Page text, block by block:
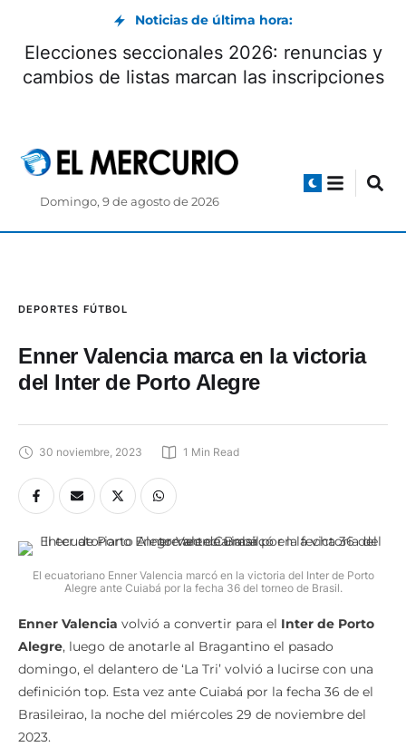
Noticias de última hora:
Elecciones seccionales 2026: renuncias y
cambios de listas marcan las inscripciones
Domingo, 9 de agosto de 2026
DEPORTES FÚTBOL
Enner Valencia marca en la victoria
del Inter de Porto Alegre
30 noviembre, 2023 1 Min Read
El ecuatoriano Enner Valencia marcó en la victoria del Inter de Porto
Alegre ante Cuiabá por la fecha 36 del torneo de Brasil.
Enner Valencia volvió a convertir para el Inter de Porto
Alegre, luego de anotarle al Bragantino el pasado
domingo, el delantero de ‘La Tri’ volvió a lucirse con una
definición top. Esta vez ante Cuiabá por la fecha 36 de el
Brasileirao, la noche del miércoles 29 de noviembre del
2023.